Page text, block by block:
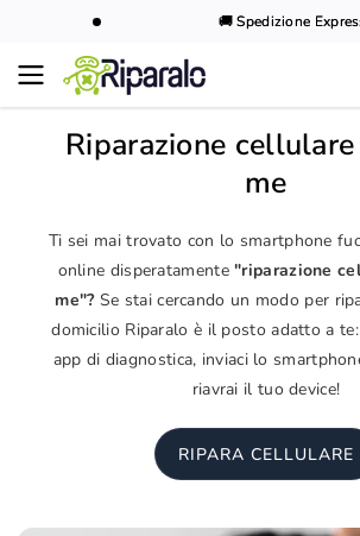
🚚 Spedizione
Riparazione
me
Ti sei mai trovato con lo smartphone
online disperatamente"riparazione
me"?Se stai cercando un modo per
domicilio Riparalo è il posto adatto a
app di diagnostica, inviaci lo
riavrai il tuo device!
RIPARA CELLULARE